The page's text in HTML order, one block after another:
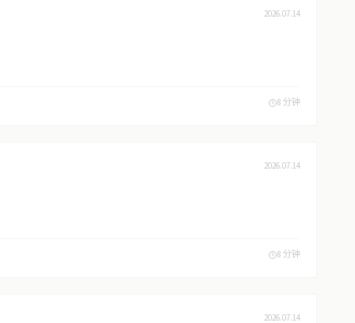
2026.07.14
8 分钟
2026.07.14
8 分钟
2026.07.14